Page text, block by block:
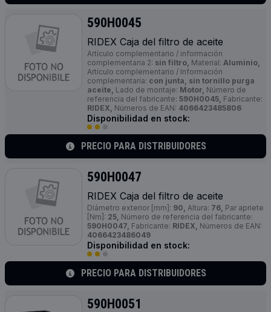
590H0045
RIDEX Caja del filtro de aceite
Artículo complementario / información
complementaria 2: sin filtro, Material: Aluminio,
Artículo complementario / Información
complementaria: con junta, sin tornillo purga
aceite, Lado de montaje: Motor, Número de
referencia del fabricante: 590H0045, Fabricante:
RIDEX, Números de EAN: 4066423485806
Disponibilidad en stock:
PRECIO PARA DISTRIBUIDORES
590H0047
RIDEX Caja del filtro de aceite
Diámetro exterior [mm]: 90, Altura: 76, Par apriete
[Nm]: 25, Número de referencia del fabricante:
590H0047, Fabricante: RIDEX, Números de EAN:
4066423486049
Disponibilidad en stock:
PRECIO PARA DISTRIBUIDORES
590H0051